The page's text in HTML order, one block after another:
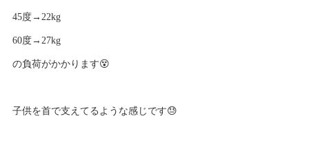
45度→22kg
60度→27kg
の負荷がかかります😵
子供を首で支えてるような感じです😓